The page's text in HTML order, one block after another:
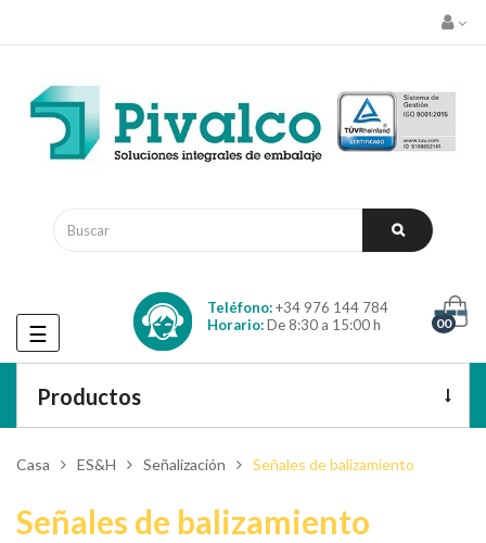
Teléfono:+34 976 144 784
Horario:De 8:30 a 15:00 h 00
Productos
Navegación
de
☰
Casa ES&H Señalización Señales de balizamiento
Señales de balizamiento